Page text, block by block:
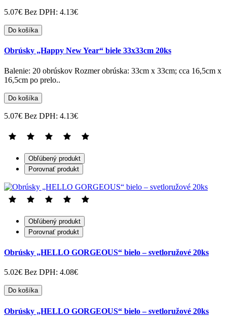
5.07€ Bez DPH: 4.13€
Do košíka
Obrúsky „Happy New Year“ biele 33x33cm 20ks
Balenie: 20 obrúskov Rozmer obrúska: 33cm x 33cm; cca 16,5cm x
16,5cm po prelo..
Do košíka
5.07€ Bez DPH: 4.13€
Obľúbený produkt
Porovnať produkt
Obľúbený produkt
Porovnať produkt
Obrúsky „HELLO GORGEOUS“ bielo – svetloružové 20ks
5.02€ Bez DPH: 4.08€
Do košíka
Obrúsky „HELLO GORGEOUS“ bielo – svetloružové 20ks